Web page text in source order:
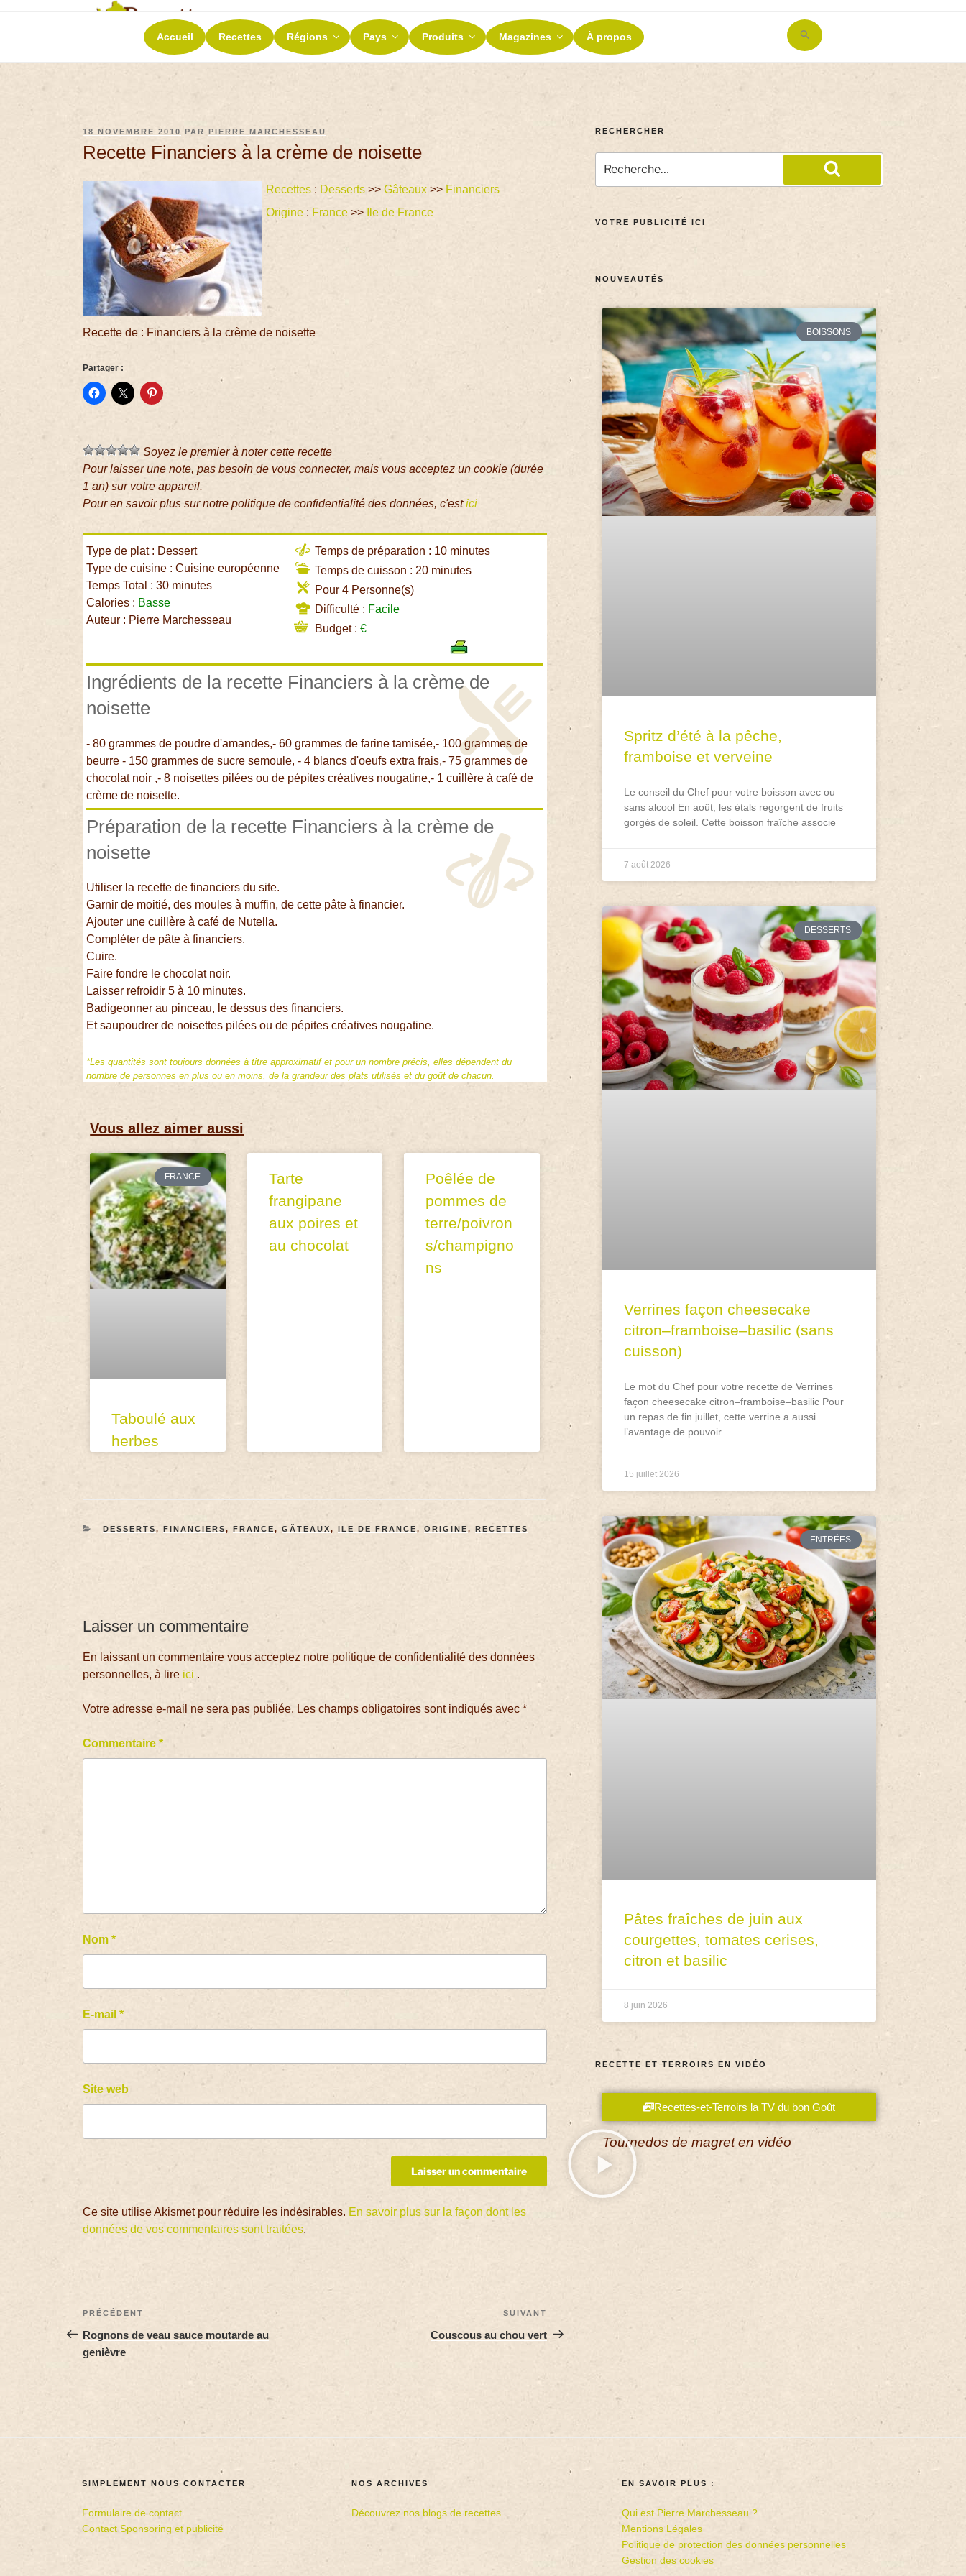
RECETTES ET TERROIRS
La richesse de nos terroirs
Accueil Recettes Régions Pays Produits Magazines À propos
Search
for:
18 NOVEMBRE 2010 PARPIERRE MARCHESSEAU
Recette Financiers à la crème de noisette
Recettes : Desserts >>Gâteaux >> Financiers
Origine : France >> Ile de France
Recette de : Financiers à la crème de noisette
Partager :
Soyez le premier à noter cette recette
Pour laisser une note, pas besoin de vous connecter, mais vous acceptez un cookie (durée
1 an) sur votre appareil.
Pour en savoir plus sur notre politique de confidentialité des données, c'estici
Type de plat : Dessert
Type de cuisine : Cuisine européenne
Temps Total : 30 minutes
Calories : Basse
Auteur : Pierre Marchesseau
Temps de préparation : 10 minutes
Temps de cuisson : 20 minutes
Pour 4 Personne(s)
Difficulté : Facile
Budget :€
Ingrédients de la recette Financiers à la crème de
noisette
- 80 grammes de poudre d'amandes,- 60 grammes de farine tamisée,- 100 grammes de
beurre - 150 grammes de sucre semoule, - 4 blancs d'oeufs extra frais,- 75 grammes de
chocolat noir ,- 8 noisettes pilées ou de pépites créatives nougatine,- 1 cuillère à café de
crème de noisette.
Préparation de la recette Financiers à la crème de
noisette
Utiliser la recette de financiers du site.
Garnir de moitié, des moules à muffin, de cette pâte à financier.
Ajouter une cuillère à café de Nutella.
Compléter de pâte à financiers.
Cuire.
Faire fondre le chocolat noir.
Laisser refroidir 5 à 10 minutes.
Badigeonner au pinceau, le dessus des financiers.
Et saupoudrer de noisettes pilées ou de pépites créatives nougatine.
*Les quantités sont toujours données à titre approximatif et pour un nombre précis, elles dépendent du
nombre de personnes en plus ou en moins, de la grandeur des plats utilisés et du goût de chacun.
Vous allez aimer aussi
FRANCE
Taboulé aux
herbes
Tarte
frangipane
aux poires et
au chocolat
Poêlée de
pommes de
terre/poivron
s/champigno
ns
DESSERTS, FINANCIERS, FRANCE, GÂTEAUX, ILE DE FRANCE, ORIGINE, RECETTES
Laisser un commentaire
En laissant un commentaire vous acceptez notre politique de confidentialité des données
personnelles, à lire ici .
Votre adresse e-mail ne sera pas publiée. Les champs obligatoires sont indiqués avec*
Commentaire*
Nom*
E-mail*
Site web
Ce site utilise Akismet pour réduire les indésirables. En savoir plus sur la façon dont les
données de vos commentaires sont traitées.
PRÉCÉDENT
Rognons de veau sauce moutarde au
genièvre
SUIVANT
Couscous au chou vert
RECHERCHER
VOTRE PUBLICITÉ ICI
NOUVEAUTÉS
BOISSONS
Spritz d’été à la pêche,
framboise et verveine
Le conseil du Chef pour votre boisson avec ou
sans alcool En août, les étals regorgent de fruits
gorgés de soleil. Cette boisson fraîche associe
7 août 2026
DESSERTS
Verrines façon cheesecake
citron–framboise–basilic (sans
cuisson)
Le mot du Chef pour votre recette de Verrines
façon cheesecake citron–framboise–basilic Pour
un repas de fin juillet, cette verrine a aussi
l’avantage de pouvoir
15 juillet 2026
ENTRÉES
Pâtes fraîches de juin aux
courgettes, tomates cerises,
citron et basilic
8 juin 2026
RECETTE ET TERROIRS EN VIDÉO
Recettes-et-Terroirs la TV du bon Goût
Tournedos de magret en vidéo
SIMPLEMENT NOUS CONTACTER
Formulaire de contact
Contact Sponsoring et publicité
NOS ARCHIVES
Découvrez nos blogs de recettes
EN SAVOIR PLUS :
Qui est Pierre Marchesseau ?
Mentions Légales
Politique de protection des données personnelles
Gestion des cookies